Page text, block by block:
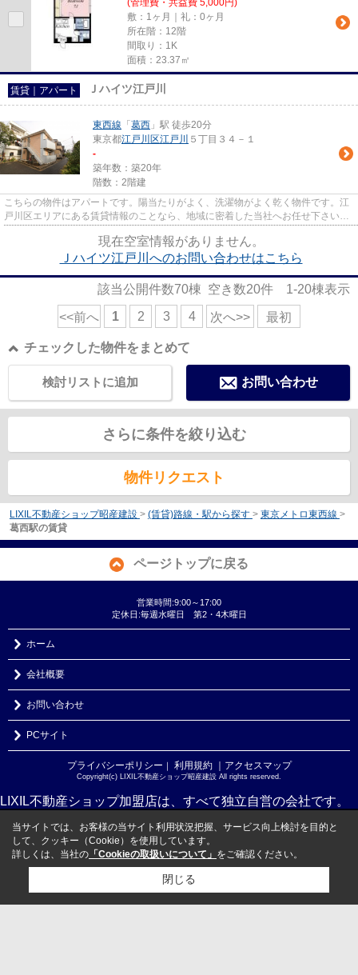
(管理費・共益費 5,000円)
敷：1ヶ月｜礼：0ヶ月
所在階：12階
間取り：1K
面積：23.37㎡
賃貸｜アパート Ｊハイツ江戸川
東西線 「 葛西 」駅 徒歩20分
東京都江戸川区江戸川 ５丁目３４－１
-
築年数：築20年
階数：2階建
こちらの物件はアパートです。陽当たりがよく、洗濯物がよく乾く物件です。江
戸川区エリアにある賃貸情報のことなら、地域に密着した当社へお任せ下さい。
現在空室情報がありません。
Ｊハイツ江戸川へのお問い合わせはこちら
該当公開件数70棟 空き数20件 1-20棟表示
<<前へ 1 2 3 4 次へ>> 最初
チェックした物件をまとめて
お問い合わせ
検討リストに追加
さらに条件を絞り込む
物件リクエスト
LIXIL不動産ショップ昭産建設 > (賃貸)路線・駅から探す > 東京メトロ東西線 >
葛西駅の賃貸
ページトップに戻る
営業時間:9:00～17:00
定休日:毎週水曜日 第2・4木曜日
ホーム
会社概要
お問い合わせ
PCサイト
プライバシーポリシー ｜ 利用規約 ｜アクセスマップ
Copyright(c) LIXIL不動産ショップ昭産建設 All rights reserved.
LIXIL不動産ショップ加盟店は、すべて独立自営の会社です。
当サイトでは、お客様の当サイト利用状況把握、サービス向上検討を目的と
して、クッキー（Cookie）を使用しています。
詳しくは、当社の 「Cookieの取扱いについて」 をご確認ください。
閉じる